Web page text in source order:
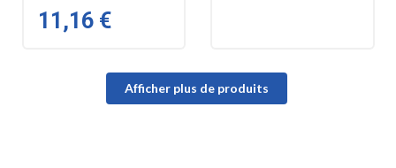
11,16 €
Afficher plus de produits